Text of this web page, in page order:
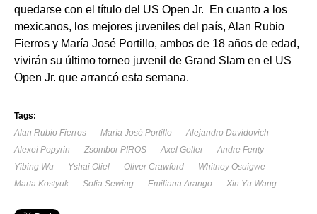
quedarse con el título del US Open Jr. En cuanto a los
mexicanos, los mejores juveniles del país, Alan Rubio
Fierros y María José Portillo, ambos de 18 años de edad,
vivirán su último torneo juvenil de Grand Slam en el US
Open Jr. que arrancó esta semana.
Tags:
Alan Rubio Fierros
María José Portillo
Alejandro Davidovich
Alexei Popyrin
Zsombor PIROS Axel Geller
Andre Fenty
Yibing Wu
Yshai Oliel Oliver Crawford
Whitney Osuigwe
Marta Kostyuk
Sofia Sewing Emiliana Arango Xin Yu Wang